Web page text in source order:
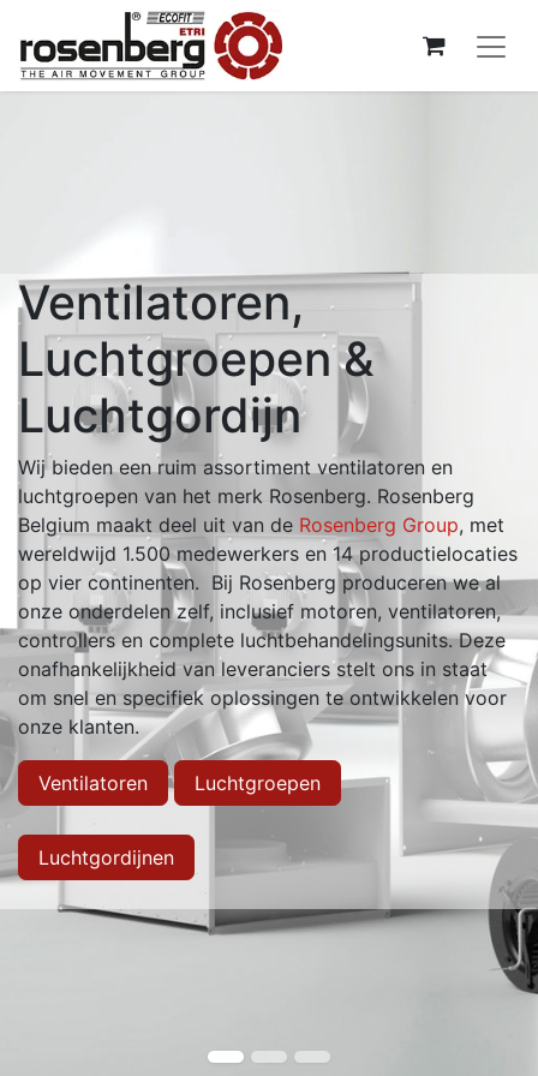
Ventilatoren,
Luchtgroepen &
Luchtgordijn
Wij bieden een ruim assortiment ventilatoren en
luchtgroepen van het merk Rosenberg. Rosenberg
Belgium maakt deel uit van de Rosenberg Group, met
wereldwijd 1.500 medewerkers en 14 productielocaties
op vier continenten. Bij Rosenberg produceren we al
onze onderdelen zelf, inclusief motoren, ventilatoren,
controllers en complete luchtbehandelingsunits. Deze
onafhankelijkheid van leveranciers stelt ons in staat
om snel en specifiek oplossingen te ontwikkelen voor
onze klanten.
Ventilatoren Luchtgroepen
Luchtgordijnen